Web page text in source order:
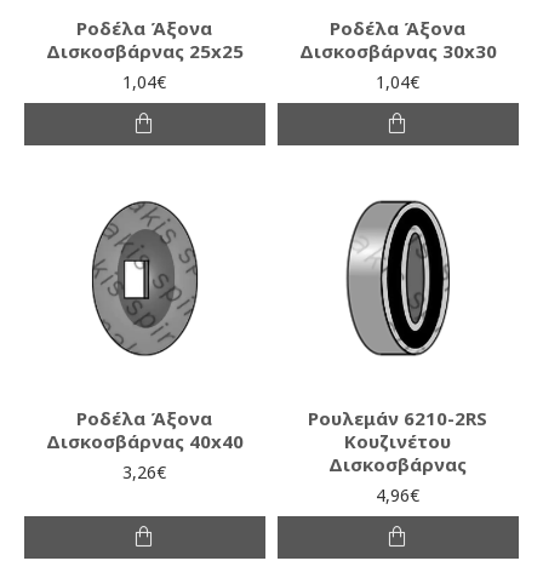
Ροδέλα Άξονα
Δισκοσβάρνας 25x25
1,04€
Ροδέλα Άξονα
Δισκοσβάρνας 30x30
1,04€
Ροδέλα Άξονα
Δισκοσβάρνας 40x40
3,26€
Ρουλεμάν 6210-2RS
Κουζινέτου
Δισκοσβάρνας
4,96€